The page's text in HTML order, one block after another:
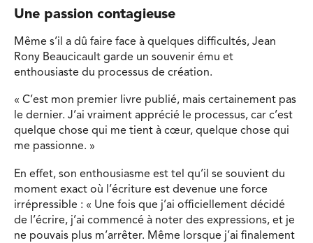
Une passion contagieuse
Même s’il a dû faire face à quelques difficultés, Jean
Rony Beaucicault garde un souvenir ému et
enthousiaste du processus de création.
« C’est mon premier livre publié, mais certainement pas
le dernier. J’ai vraiment apprécié le processus, car c’est
quelque chose qui me tient à cœur, quelque chose qui
me passionne. »
En effet, son enthousiasme est tel qu’il se souvient du
moment exact où l’écriture est devenue une force
irrépressible : « Une fois que j’ai officiellement décidé
de l’écrire, j’ai commencé à noter des expressions, et je
ne pouvais plus m’arrêter. Même lorsque j’ai finalement